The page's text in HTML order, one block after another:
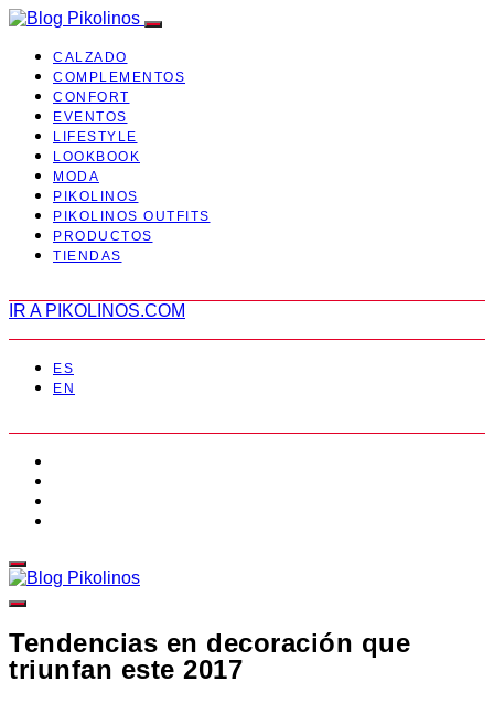
CALZADO
COMPLEMENTOS
CONFORT
EVENTOS
LIFESTYLE
LOOKBOOK
MODA
PIKOLINOS
PIKOLINOS OUTFITS
PRODUCTOS
TIENDAS
IR A PIKOLINOS.COM
ES
EN
Tendencias en decoración que
triunfan este 2017